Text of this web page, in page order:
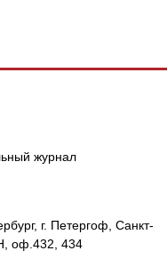
журнал
г. Петергоф, Санкт-
оф.432, 434